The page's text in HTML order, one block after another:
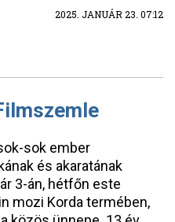
2025. JANUÁR 23. 07:12
sok ember
és akaratának
3-án, hétfőn este
mozi Korda termében,